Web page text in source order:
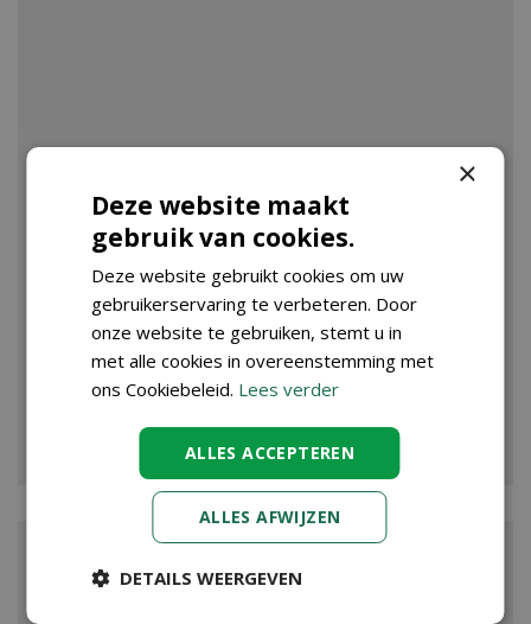
VIJVER
×
Deze website maakt
gebruik van cookies.
Deze website gebruikt cookies om uw
gebruikerservaring te verbeteren. Door
onze website te gebruiken, stemt u in
met alle cookies in overeenstemming met
ons Cookiebeleid. Lees verder
ALLES ACCEPTEREN
ALLES AFWIJZEN
DETAILS WEERGEVEN